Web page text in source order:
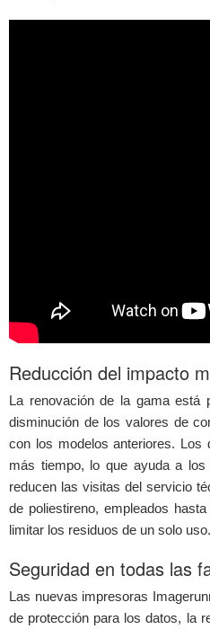
Reducción del impacto
La renovación de la gama está
disminución de los valores de
con los modelos anteriores. Los
más tiempo, lo que ayuda a
reducen las visitas del servicio
de poliestireno, empleados
limitar los residuos de un solo uso.
Seguridad en todas las
Las nuevas impresoras
de protección para los datos, la